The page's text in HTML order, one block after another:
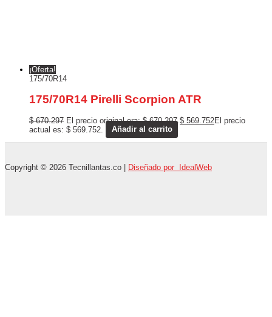
¡Oferta!
175/70R14
175/70R14 Pirelli Scorpion ATR
$670.297 El precio original era: $ 670.297. $ 569.752El precio
actual es: $ 569.752.
Añadir al carrito
Copyright © 2026 Tecnillantas.co | Diseñado por IdealWeb